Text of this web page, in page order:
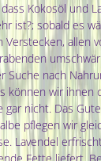
Kokosöl und
ist?; sobald es
Verstecken, allen
Suche nach
können wir ihnen
gar nicht. Das
pflegen wir
Lavendel